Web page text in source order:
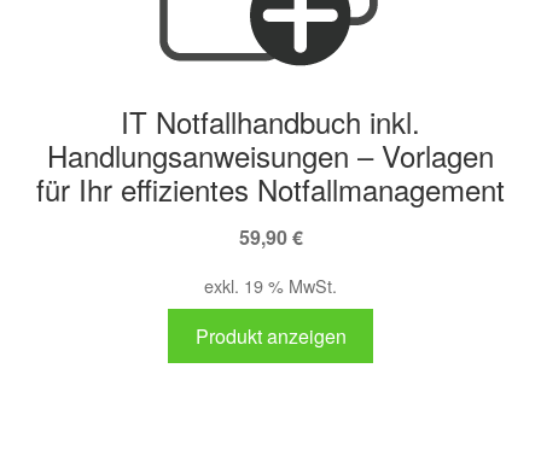
IT Notfallhandbuch inkl.
Handlungsanweisungen – Vorlagen
für Ihr effizientes Notfallmanagement
59,90€
exkl. 19 % MwSt.
Produkt anzeigen